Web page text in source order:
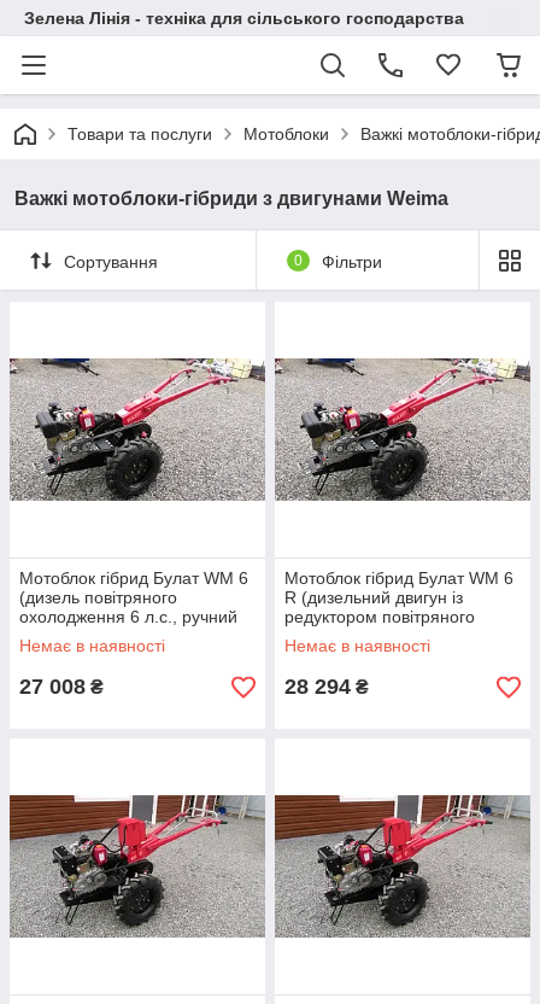
Зелена Лінія - техніка для сільського господарства
Товари та послуги Мотоблоки Важкі мотоблоки-
Важкі мотоблоки-гібриди з двигунами Weima
Сортування 0 Фільтри
Мотоблок гібрид Булат WM 6
(дизель повітряного
охолодження 6 л.с., ручний
стартер)
Немає в наявності
27 008 ₴
Мотоблок гібрид Булат WM 6
R (дизельний двигун із
редуктором повітряного
охолодження 6 к.с., ручний
стартер)
Немає в наявності
28 294 ₴